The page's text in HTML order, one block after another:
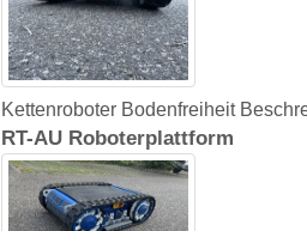
Kettenroboter Bodenfreiheit
RT-AU Roboterplattform